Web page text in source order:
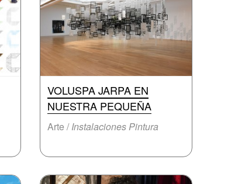
VOLUSPA JARPA EN
NUESTRA PEQUEÑA
Arte /Instalaciones Pintura